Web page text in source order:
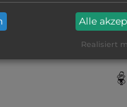
Alle
Realisiert